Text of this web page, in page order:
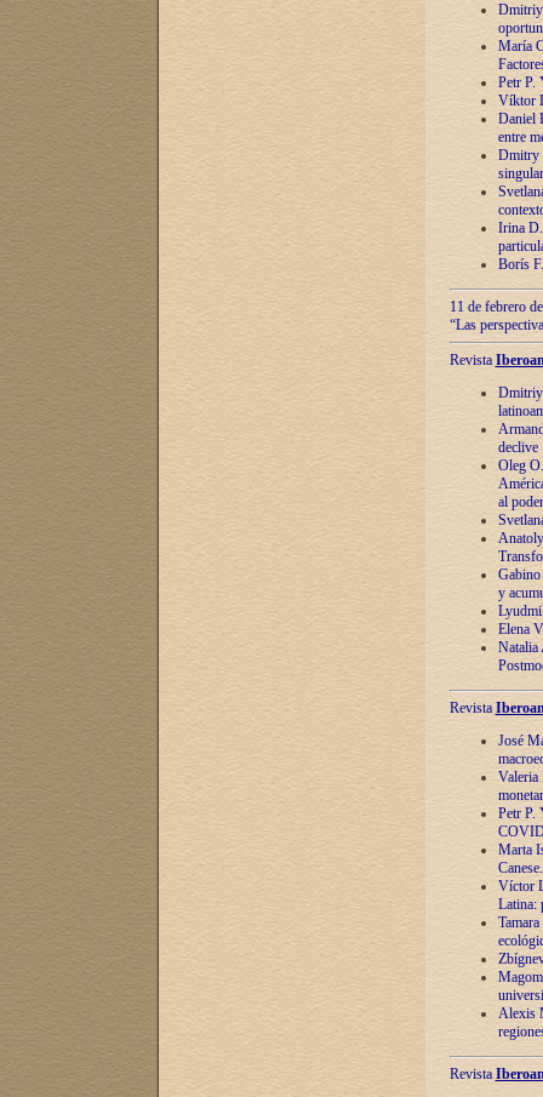
Dmitriy
María
Petr P.
Víktor
Daniel
entre
Dmitry
Irina
Borís
11 de febrero
“Las
Revista
Dmitriy
declive
Oleg
al poder
y
Elena
Natalia
Revista
José
Valeria
Petr P.
Marta
Víctor
Latina:
Alexis
Revista